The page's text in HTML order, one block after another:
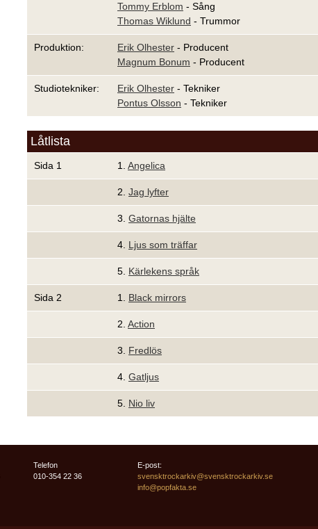
Tommy Erblom - Sång
Thomas Wiklund - Trummor
Produktion: Erik Olhester - Producent
Magnum Bonum - Producent
Studiotekniker: Erik Olhester - Tekniker
Pontus Olsson - Tekniker
Låtlista
Sida 1 1. Angelica
2. Jag lyfter
3. Gatornas hjälte
4. Ljus som träffar
5. Kärlekens språk
Sida 2 1. Black mirrors
2. Action
3. Fredlös
4. Gatljus
5. Nio liv
Telefon
010-354 22 36
E-post:
svensktrockarkiv@svensktrockarkiv.se
info@popfakta.se